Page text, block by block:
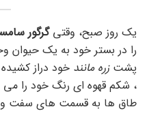
یک روز صبح، وقتیگرگور
را در بستر خود به یک حیوان
پشتزره مانند خود دراز
، شکم قهوه ای رنگ خود را
طاق ها به قسمت های سفت و